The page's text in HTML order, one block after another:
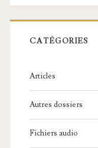
r
c
:
CATÉGORIES
Articles
Autres dossiers
Fichiers audio